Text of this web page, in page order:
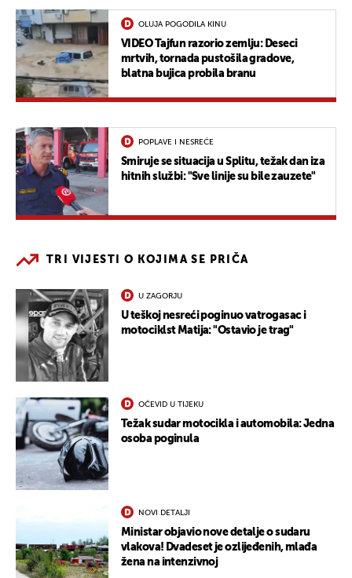
OLUJA POGODILA KINU
VIDEO Tajfun razorio zemlju: Deseci
mrtvih, tornada pustošila gradove,
blatna bujica probila branu
POPLAVE I NESREĆE
Smiruje se situacija u Splitu, težak dan iza
hitnih službi: "Sve linije su bile zauzete"
TRI VIJESTI O KOJIMA SE PRIČA
U ZAGORJU
U teškoj nesreći poginuo vatrogasac i
motociklst Matija: "Ostavio je trag"
OČEVID U TIJEKU
Težak sudar motocikla i automobila: Jedna
osoba poginula
NOVI DETALJI
Ministar objavio nove detalje o sudaru
vlakova! Dvadeset je ozlijeđenih, mlađa
žena na intenzivnoj